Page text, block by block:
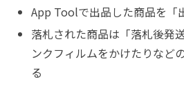
App Toolで出品した商品を「
落札された商品は「落札後発
ンクフィルムをかけたりなど
る